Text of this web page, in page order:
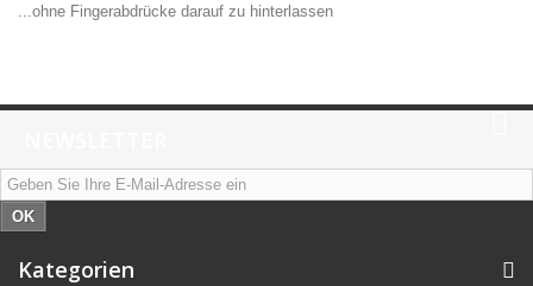
...ohne Fingerabdrücke darauf zu hinterlassen
OK
Kategorien